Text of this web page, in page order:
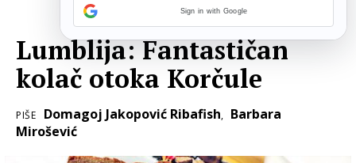
Lumblija: Fantastičan
kolač otoka Korčule
PIŠE Domagoj Jakopović Ribafish, Barbara
Mirošević
Sign in with Google